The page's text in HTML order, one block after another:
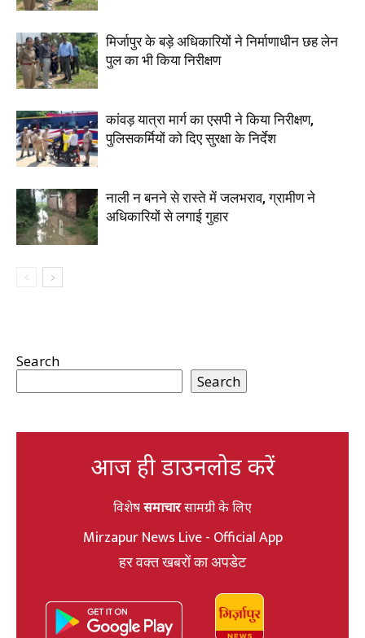
मिर्जापुर के बड़े अधिकारियों ने निर्माणाधीन छह लेन
पुल का भी किया निरीक्षण
कांवड़ यात्रा मार्ग का एसपी ने किया निरीक्षण,
पुलिसकर्मियों को दिए सुरक्षा के निर्देश
नाली न बनने से रास्ते में जलभराव, ग्रामीण ने
अधिकारियों से लगाई गुहार
Search
Search
आज ही डाउनलोड करें
विशेषसमाचारसामग्री के लिए
Mirzapur News Live - Official App
हर वक्त खबरों का अपडेट